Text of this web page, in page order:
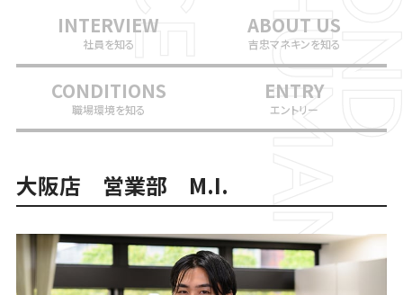
INTERVIEW
社員を知る
ABOUT US
吉忠マネキンを知る
CONDITIONS
職場環境を知る
ENTRY
エントリー
大阪店 営業部 M.I.